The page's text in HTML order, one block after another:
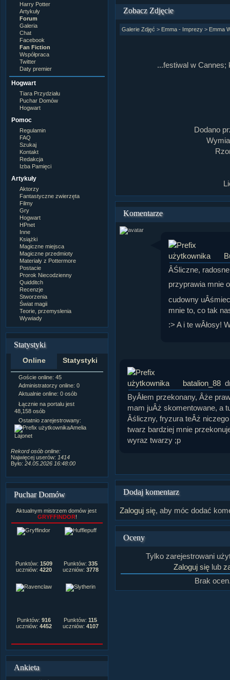
Harry Potter
Artykuły
Forum
Galeria
Chat
Facebook
Fan Fiction
Współpraca
Twitter
Daty premier
Hogwart
Tiara Przydziału
Puchar Domów
Hogwart
Pomoc
Regulamin
FAQ
Szukaj
Kontakt
Redakcja
Izba Pamięci
Artykuły
Aktorzy
Fantastyczne zwierzęta
Filmy
Gry
Hogwart
HPnet
Inne
Książki
Magiczne miejsca
Magiczne przedmioty
Materiały z Pottermore
Postacie
Prorok Niecodzienny
Quidditch
Recenzje
Stworzenia
Świat magii
Teorie, przemyslenia
Wywiady
Statystyki
Online Statystyki
Goście online: 45
Administratorzy online: 0
Aktualnie online: 0 osób
Łącznie na portalu jest
48,158 osób
Ostatnio zarejestrowany:
Amelia
Lajonet
Rekord osób online:
Najwięcej userów: 1414
Było: 24.05.2026 16:48:00
Dodanych newsów: 10,564
Zdjęć w galerii:
Tematów na forum: 3,921
Postów na forum:319,637
Komentarzy do materiałów:
Rozdanych pochwał:3,327
Wlepionych ostrzeżeń:4,170
Puchar Domów
Aktualnym mistrzem domów jest
GRYFFINDOR!
Punktów: 1509
uczniów: 4220
Punktów: 335
uczniów: 3778
Punktów: 916
uczniów: 4452
Punktów: 115
uczniów: 4107
Ankieta
Zobacz Zdjęcie
Galerie Zdjęć > Emma - Imprezy> Emma
...festiwal w Cannes;
Dodano
Komentarze
ÂŚliczne,
przyprawia mnie
cudowny
mnie to, co tak
:> A i te wÂłosy!
batalion_88
ByÂłem przekonany, Âże
mam juÂż skomentowane, a
Âśliczny, fryzura teÂż
twarz bardziej mnie
wyraz twarzy ;p
Dodaj komentarz
Zaloguj się, aby móc dodać
Oceny
Tylko zarejestrowani
Zaloguj się lub
Brak